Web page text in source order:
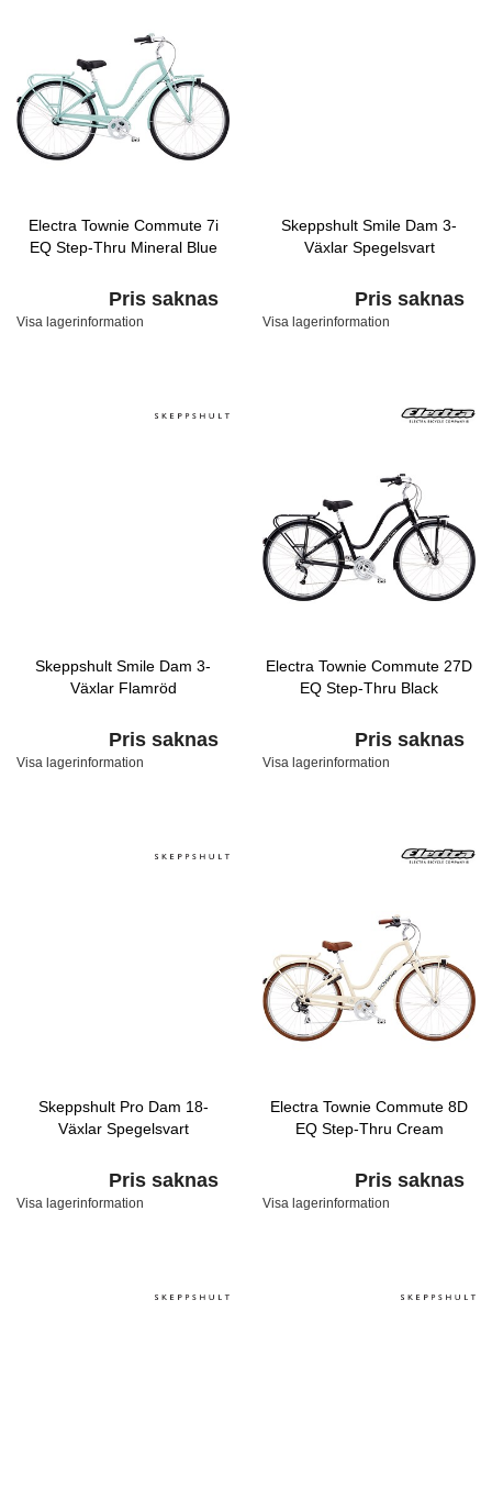
Electra Townie Commute 7i
EQ Step-Thru Mineral Blue
Pris saknas
Visa lagerinformation
Skeppshult Smile Dam 3-
Växlar Spegelsvart
Pris saknas
Visa lagerinformation
Skeppshult Smile Dam 3-
Växlar Flamröd
Pris saknas
Visa lagerinformation
Electra Townie Commute 27D
EQ Step-Thru Black
Pris saknas
Visa lagerinformation
Skeppshult Pro Dam 18-
Växlar Spegelsvart
Pris saknas
Visa lagerinformation
Electra Townie Commute 8D
EQ Step-Thru Cream
Pris saknas
Visa lagerinformation